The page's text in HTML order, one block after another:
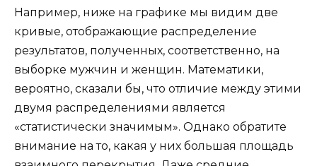
Например, ниже на графике мы видим две
кривые, отображающие распределение
результатов, полученных, соответственно, на
выборке мужчин и женщин. Математики,
вероятно, сказали бы, что отличие между этими
двумя распределениями является
«статистически значимым». Однако обратите
внимание на то, какая у них большая площадь